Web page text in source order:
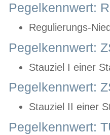
Pegelkennwert:
Regulierungs-
Pegelkennwert:
Stauziel I einer
Pegelkennwert:
Stauziel II einer
Pegelkennwert: